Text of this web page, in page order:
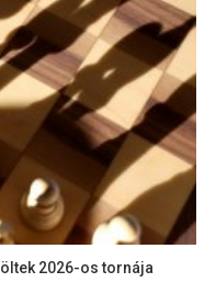
2026-os tornája